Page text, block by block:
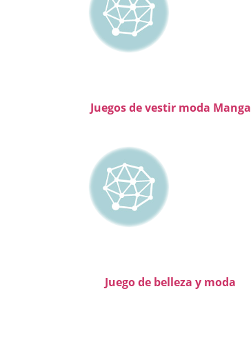
Juegos de vestir moda Manga
Juego de belleza y moda